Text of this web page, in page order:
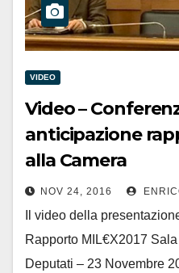
VIDEO
Video –
anticipazione
alla Camera
NOV 24, 2016
Il video della
Rapporto MIL€X2017
Deputati – 23 Novembre